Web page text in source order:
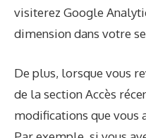
visiterez Google
dimension dans votre
De plus, lorsque vous
de la section Accès
modifications que vous